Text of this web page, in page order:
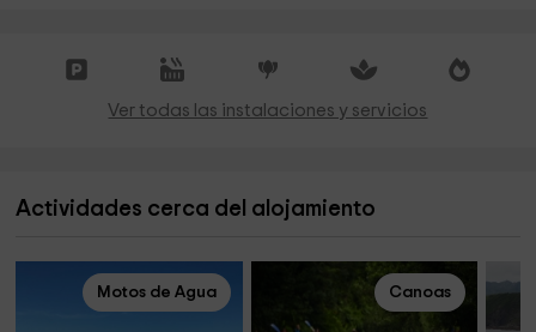
Ver todas las instalaciones y servicios
Actividades cerca del alojamiento
Motos de Agua Canoas